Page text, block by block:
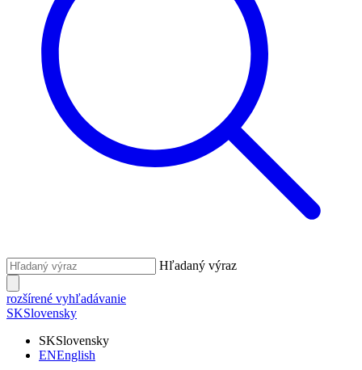
Hľadaný výraz
rozšírené vyhľadávanie
SKSlovensky
SKSlovensky
ENEnglish